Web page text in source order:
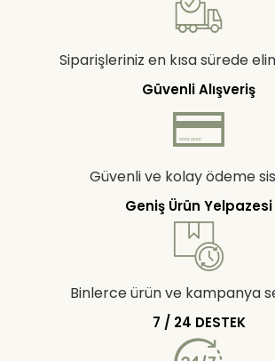
Siparişleriniz en kısa sürede
Güvenli Alışveriş
Güvenli ve kolay ödeme
Geniş Ürün Yelpazesi
Binlerce ürün ve kampanya
7 / 24 DESTEK